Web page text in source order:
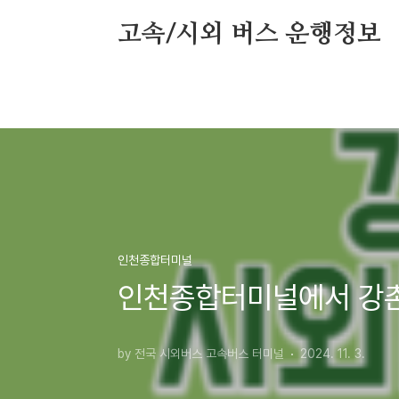
고속/시외 버스 운행정보
인천종합터미널
인천종합터미널에서 강
by 전국 시외버스 고속버스 터미널 2024. 11. 3.